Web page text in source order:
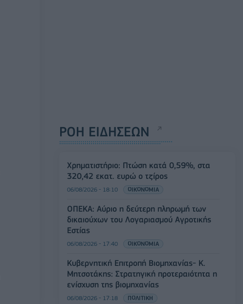
ΡΟΗ ΕΙΔΗΣΕΩΝ
Χρηματιστήριο: Πτώση κατά 0,59%, στα
320,42 εκατ. ευρώ ο τζίρος
06/08/2026 - 18:10 ΟΙΚΟΝΟΜΙΑ
ΟΠΕΚΑ: Αύριο η δεύτερη πληρωμή των
δικαιούχων του Λογαριασμού Αγροτικής
Εστίας
06/08/2026 - 17:40 ΟΙΚΟΝΟΜΙΑ
Κυβερνητική Επιτροπή Βιομηχανίας- Κ.
Μητσοτάκης: Στρατηγική προτεραιότητα η
ενίσχυση της βιομηχανίας
06/08/2026 - 17:18 ΠΟΛΙΤΙΚΗ